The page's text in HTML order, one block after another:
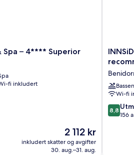
Spa – 4**** Superior
fi inkludert
Prisen
er
2 112 kr
2 112 kr
inkludert skatter og avgifter
30. aug.–31. aug.
by
-
Adults
Wi-fi
8.8
av
8,8
156